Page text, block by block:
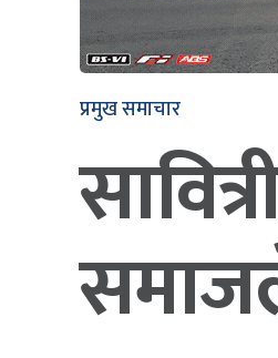
प्रमुख समाचार